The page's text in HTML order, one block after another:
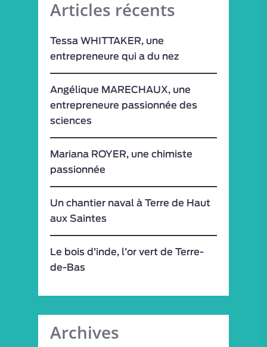
Articles récents
Tessa WHITTAKER, une
entrepreneure qui a du nez
Angélique MARECHAUX, une
entrepreneure passionnée des
sciences
Mariana ROYER, une chimiste
passionnée
Un chantier naval à Terre de Haut
aux Saintes
Le bois d’inde, l’or vert de Terre-
de-Bas
Archives
VISITES / ATELIERS
EXPÉRIENCES
ESPACE PRO